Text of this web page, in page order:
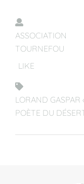
ASSOCIATION
TOURNEFOU
LIKE
LORAND GASPAR
POÈTE DU